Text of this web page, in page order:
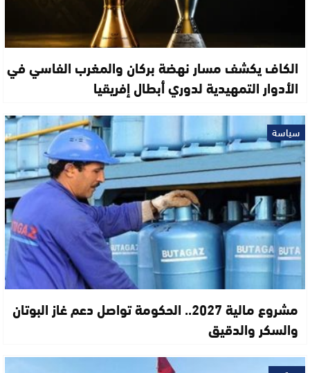
الكاف يكشف مسار نهضة بركان والمغرب الفاسي في
الأدوار التمهيدية لدوري أبطال إفريقيا
سياسة
مشروع مالية 2027.. الحكومة تواصل دعم غاز البوتان
والسكر والدقيق